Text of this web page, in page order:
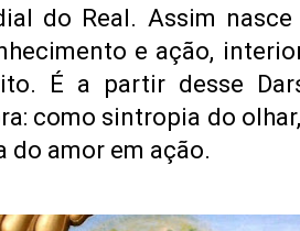
do Real. Assim
e ação,
É a partir desse
como sintropia do
do amor em ação.